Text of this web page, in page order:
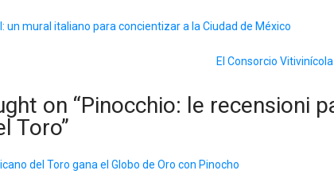
un mural italiano para concientizar a la Ciudad de México
El Consorcio
on “Pinocchio: le recensioni
Toro”
del Toro gana el Globo de Oro con Pinocho